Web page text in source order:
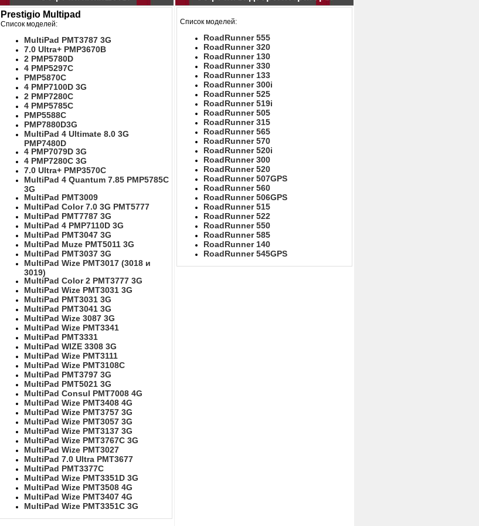
Prestigio Multipad
Список моделей:
MultiPad PMT3787 3G
7.0 Ultra+ PMP3670B
2 PMP5780D
4 PMP5297C
PMP5870C
4 PMP7100D 3G
2 PMP7280C
4 PMP5785C
PMP5588C
PMP7880D3G
MultiPad 4 Ultimate 8.0 3G
PMP7480D
4 PMP7079D 3G
4 PMP7280C 3G
7.0 Ultra+ PMP3570C
MultiPad 4 Quantum 7.85 PMP5785C
3G
MultiPad PMT3009
MultiPad Color 7.0 3G PMT5777
MultiPad PMT7787 3G
MultiPad 4 PMP7110D 3G
MultiPad PMT3047 3G
MultiPad Muze PMT5011 3G
MultiPad PMT3037 3G
MultiPad Wize PMT3017 (3018 и
3019)
MultiPad Color 2 PMT3777 3G
MultiPad Wize PMT3031 3G
MultiPad PMT3031 3G
MultiPad PMT3041 3G
MultiPad Wize 3087 3G
MultiPad Wize PMT3341
MultiPad PMT3331
MultiPad WIZE 3308 3G
MultiPad Wize PMT3111
MultiPad Wize PMT3108C
MultiPad PMT3797 3G
MultiPad PMT5021 3G
MultiPad Consul PMT7008 4G
MultiPad Wize PMT3408 4G
MultiPad Wize PMT3757 3G
MultiPad Wize PMT3057 3G
MultiPad Wize PMT3137 3G
MultiPad Wize PMT3767C 3G
MultiPad Wize PMT3027
MultiPad 7.0 Ultra PMT3677
MultiPad PMT3377C
MultiPad Wize PMT3351D 3G
MultiPad Wize PMT3508 4G
MultiPad Wize PMT3407 4G
MultiPad Wize PMT3351C 3G
Список моделей:
RoadRunner 555
RoadRunner 320
RoadRunner 130
RoadRunner 330
RoadRunner 133
RoadRunner 300i
RoadRunner 525
RoadRunner 519i
RoadRunner 505
RoadRunner 315
RoadRunner 565
RoadRunner 570
RoadRunner 520i
RoadRunner 300
RoadRunner 520
RoadRunner 507GPS
RoadRunner 560
RoadRunner 506GPS
RoadRunner 515
RoadRunner 522
RoadRunner 550
RoadRunner 585
RoadRunner 140
RoadRunner 545GPS